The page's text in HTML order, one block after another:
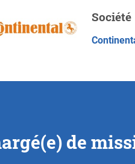
de mission RH (H/F/D),Société
de